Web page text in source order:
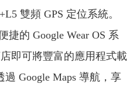
雙頻 GPS 定位系統。
捷的 Google Wear OS 系
即可將豐富的應用程式載
Google Maps 導航，享